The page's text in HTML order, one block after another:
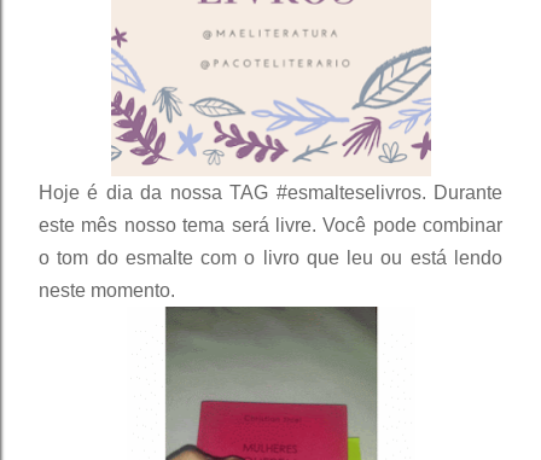
Hoje é dia da nossa TAG #esmalteselivros. Durante
este mês nosso tema será livre. Você pode combinar
o tom do esmalte com o livro que leu ou está lendo
neste momento.